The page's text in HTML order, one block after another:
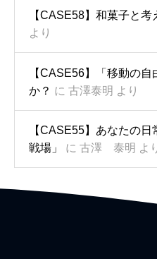
【CASE58】和菓子と考
より
【CASE56】「移動の
か？ に 古澤泰明 より
【CASE55】あなたの
戦場」
に 古澤 泰明 よ